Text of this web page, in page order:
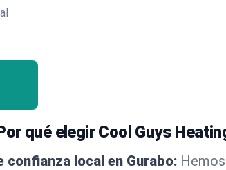
qué elegir Cool Guys
confianza local en Gurabo: